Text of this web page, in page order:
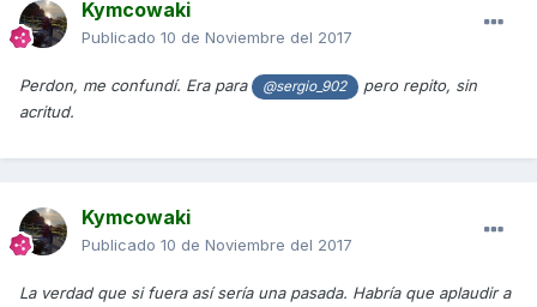
Kymcowaki
Publicado 10 de Noviembre del 2017
Perdon, me confundí. Era para @sergio_902
pero repito, sin
acritud.
Kymcowaki
Publicado 10 de Noviembre del 2017
La verdad que si fuera así sería una pasada. Habría que aplaudir a